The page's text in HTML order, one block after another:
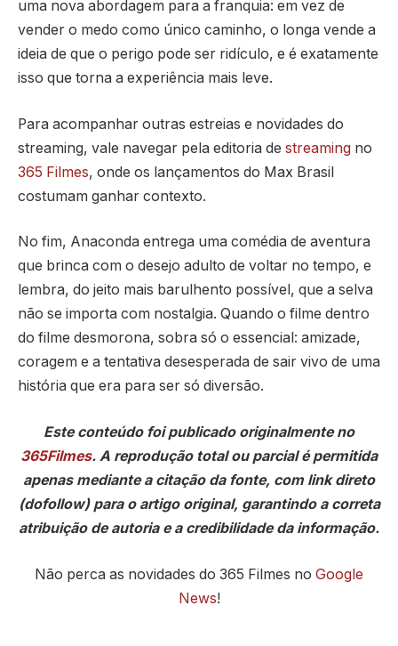
uma nova abordagem para a franquia: em vez de
vender o medo como único caminho, o longa vende a
ideia de que o perigo pode ser ridículo, e é exatamente
isso que torna a experiência mais leve.
Para acompanhar outras estreias e novidades do
streaming, vale navegar pela editoria de streaming no
365 Filmes, onde os lançamentos do Max Brasil
costumam ganhar contexto.
No fim, Anaconda entrega uma comédia de aventura
que brinca com o desejo adulto de voltar no tempo, e
lembra, do jeito mais barulhento possível, que a selva
não se importa com nostalgia. Quando o filme dentro
do filme desmorona, sobra só o essencial: amizade,
coragem e a tentativa desesperada de sair vivo de uma
história que era para ser só diversão.
Este conteúdo foi publicado originalmente no
365Filmes. A reprodução total ou parcial é permitida
apenas mediante a citação da fonte, com link direto
(dofollow) para o artigo original, garantindo a correta
atribuição de autoria e a credibilidade da informação.
Não perca as novidades do 365 Filmes no Google
News!